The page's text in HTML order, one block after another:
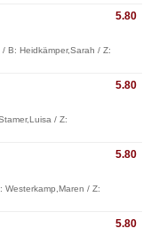
5.80
B: Heidkämper,Sarah / Z:
5.80
/ Z:
5.80
Westerkamp,Maren / Z:
5.80